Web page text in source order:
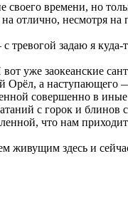
времени, но
отлично, несмотря на
задаю я куда-
уже заокеанские
Орёл, а
совершенно в иные
с горок и блинов с
что нам
живущим здесь и